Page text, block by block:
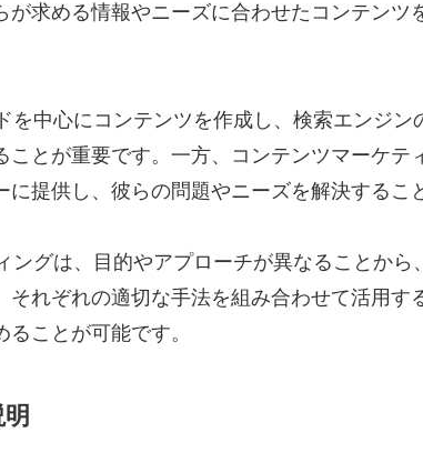
が求める情報やニーズに合わせたコンテンツ
を中心にコンテンツを作成し、検索エンジン
ことが重要です。一方、コンテンツマーケテ
提供し、彼らの問題やニーズを解決するこ
ングは、目的やアプローチが異なることから
それぞれの適切な手法を組み合わせて活用す
ことが可能です。